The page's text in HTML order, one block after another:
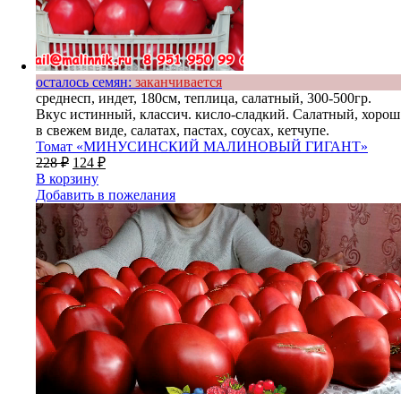
осталось семян: заканчивается
среднесп, индет, 180см, теплица, салатный, 300-500гр.
Вкус истинный, классич. кисло-сладкий. Салатный, хорош
в свежем виде, салатах, пастах, соусах, кетчупе.
Томат «МИНУСИНСКИЙ МАЛИНОВЫЙ ГИГАНТ»
228₽ 124 ₽
В корзину
Добавить в пожелания